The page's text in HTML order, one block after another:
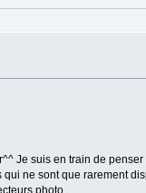
Je suis en train de
ne sont que rarement
photo...